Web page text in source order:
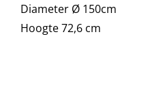
Diameter Ø 150cm
Hoogte 72,6 cm